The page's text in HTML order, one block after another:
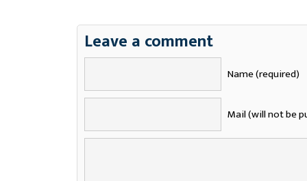
Leave a comment
Name (required)
Mail (will not be